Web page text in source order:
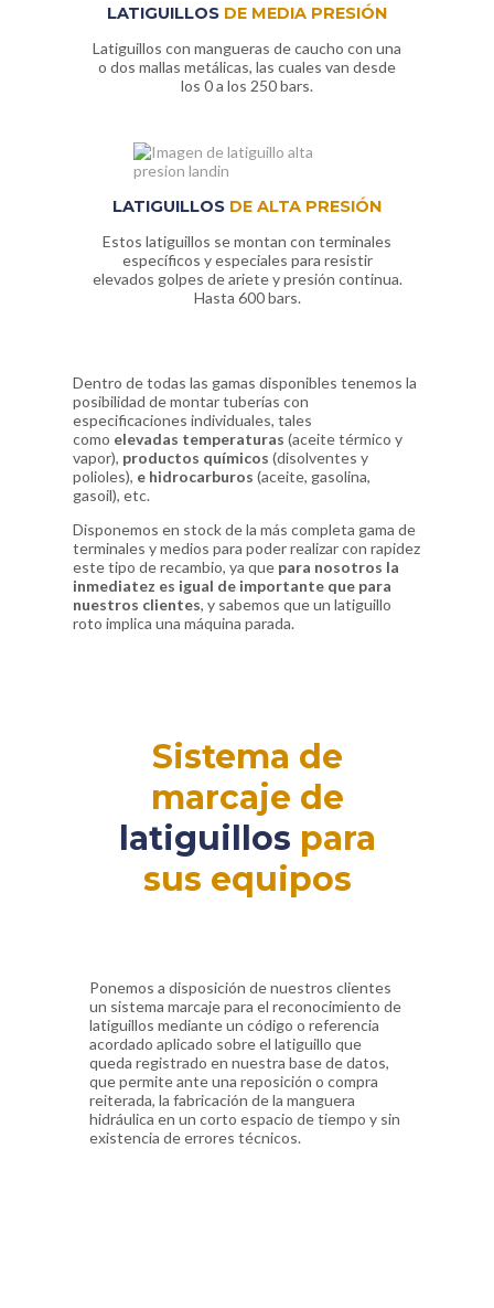
LATIGUILLOS DE MEDIA PRESIÓN
Latiguillos con mangueras de caucho con una
o dos mallas metálicas, las cuales van desde
los 0 a los 250 bars.
LATIGUILLOS DE ALTA PRESIÓN
Estos latiguillos se montan con terminales
específicos y especiales para resistir
elevados golpes de ariete y presión continua.
Hasta 600 bars.
Dentro de todas las gamas disponibles tenemos la
posibilidad de montar tuberías con
especificaciones individuales, tales
como elevadas temperaturas (aceite térmico y
vapor), productos químicos (disolventes y
polioles), e hidrocarburos (aceite, gasolina,
gasoil), etc.
Disponemos en stock de la más completa gama de
terminales y medios para poder realizar con rapidez
este tipo de recambio, ya que para nosotros la
inmediatez es igual de importante que para
nuestros clientes, y sabemos que un latiguillo
roto implica una máquina parada.
Sistema de
marcaje de
latiguillos para
sus equipos
Ponemos a disposición de nuestros clientes
un sistema marcaje para el reconocimiento de
latiguillos mediante un código o referencia
acordado aplicado sobre el latiguillo que
queda registrado en nuestra base de datos,
que permite ante una reposición o compra
reiterada, la fabricación de la manguera
hidráulica en un corto espacio de tiempo y sin
existencia de errores técnicos.